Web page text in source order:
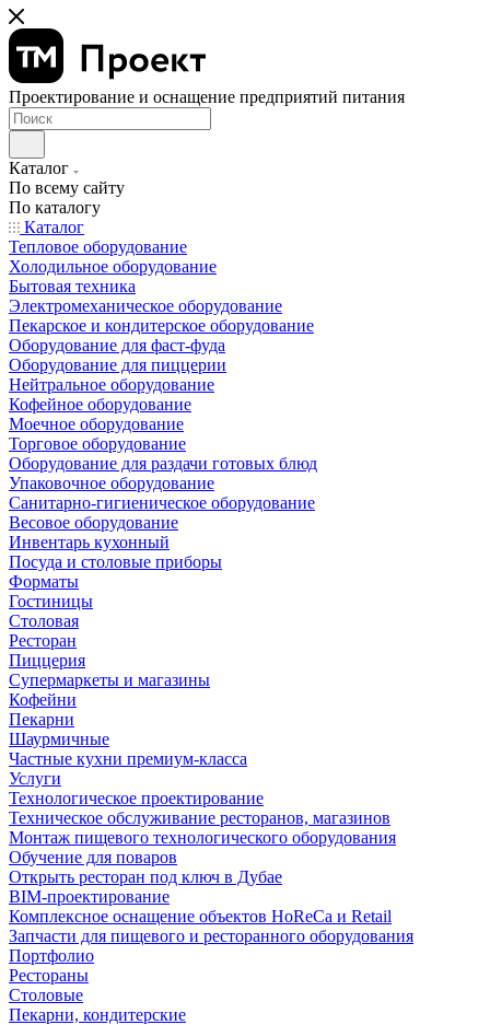
Проектирование и оснащение предприятий питания
Каталог
По всему сайту
По каталогу
Каталог
Тепловое оборудование
Холодильное оборудование
Бытовая техника
Электромеханическое оборудование
Пекарское и кондитерское оборудование
Оборудование для фаст-фуда
Оборудование для пиццерии
Нейтральное оборудование
Кофейное оборудование
Моечное оборудование
Торговое оборудование
Оборудование для раздачи готовых блюд
Упаковочное оборудование
Санитарно-гигиеническое оборудование
Весовое оборудование
Инвентарь кухонный
Посуда и столовые приборы
Форматы
Гостиницы
Столовая
Ресторан
Пиццерия
Супермаркеты и магазины
Кофейни
Пекарни
Шаурмичные
Частные кухни премиум-класса
Услуги
Технологическое проектирование
Техническое обслуживание ресторанов, магазинов
Монтаж пищевого технологического оборудования
Обучение для поваров
Открыть ресторан под ключ в Дубае
BIM-проектирование
Комплексное оснащение объектов HoReCa и Retail
Запчасти для пищевого и ресторанного оборудования
Портфолио
Рестораны
Столовые
Пекарни, кондитерские